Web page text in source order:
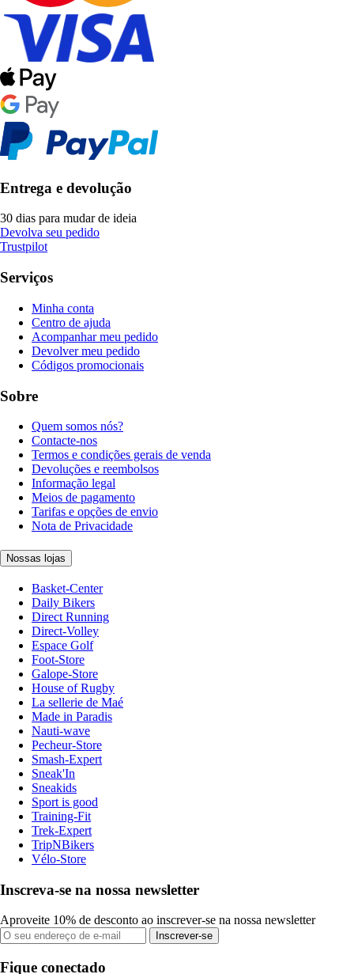
Entrega e devolução
30 dias para mudar de ideia
Devolva seu pedido
Trustpilot
Serviços
Minha conta
Centro de ajuda
Acompanhar meu pedido
Devolver meu pedido
Códigos promocionais
Sobre
Quem somos nós?
Contacte-nos
Termos e condições gerais de venda
Devoluções e reembolsos
Informação legal
Meios de pagamento
Tarifas e opções de envio
Nota de Privacidade
Nossas lojas
Basket-Center
Daily Bikers
Direct Running
Direct-Volley
Espace Golf
Foot-Store
Galope-Store
House of Rugby
La sellerie de Maé
Made in Paradis
Nauti-wave
Pecheur-Store
Smash-Expert
Sneak'In
Sneakids
Sport is good
Training-Fit
Trek-Expert
TripNBikers
Vélo-Store
Inscreva-se na nossa newsletter
Aproveite 10% de desconto ao inscrever-se na nossa newsletter
Inscrever-se
Fique conectado